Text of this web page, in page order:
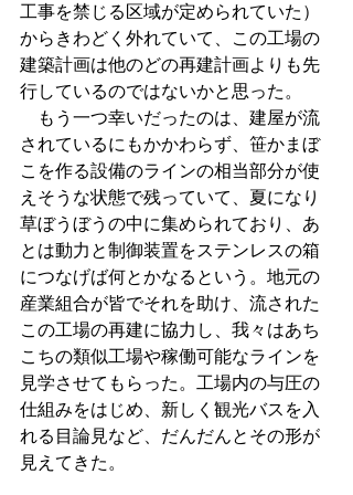
工事を禁じる区域が定められていた）
からきわどく外れていて、この工場の
建築計画は他のどの再建計画よりも先
行しているのではないかと思った。
もう一つ幸いだったのは、建屋が流
されているにもかかわらず、笹かまぼ
こを作る設備のラインの相当部分が使
えそうな状態で残っていて、夏になり
草ぼうぼうの中に集められており、あ
とは動力と制御装置をステンレスの箱
につなげば何とかなるという。地元の
産業組合が皆でそれを助け、流された
この工場の再建に協力し、我々はあち
こちの類似工場や稼働可能なラインを
見学させてもらった。工場内の与圧の
仕組みをはじめ、新しく観光バスを入
れる目論見など、だんだんとその形が
見えてきた。